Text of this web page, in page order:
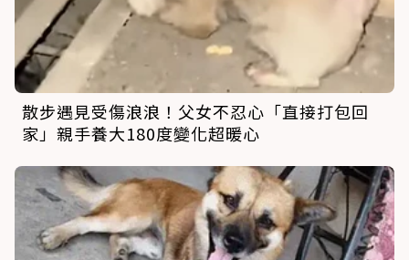
散步遇見受傷浪浪！父女不忍心「直接打包回
家」親手養大180度變化超暖心